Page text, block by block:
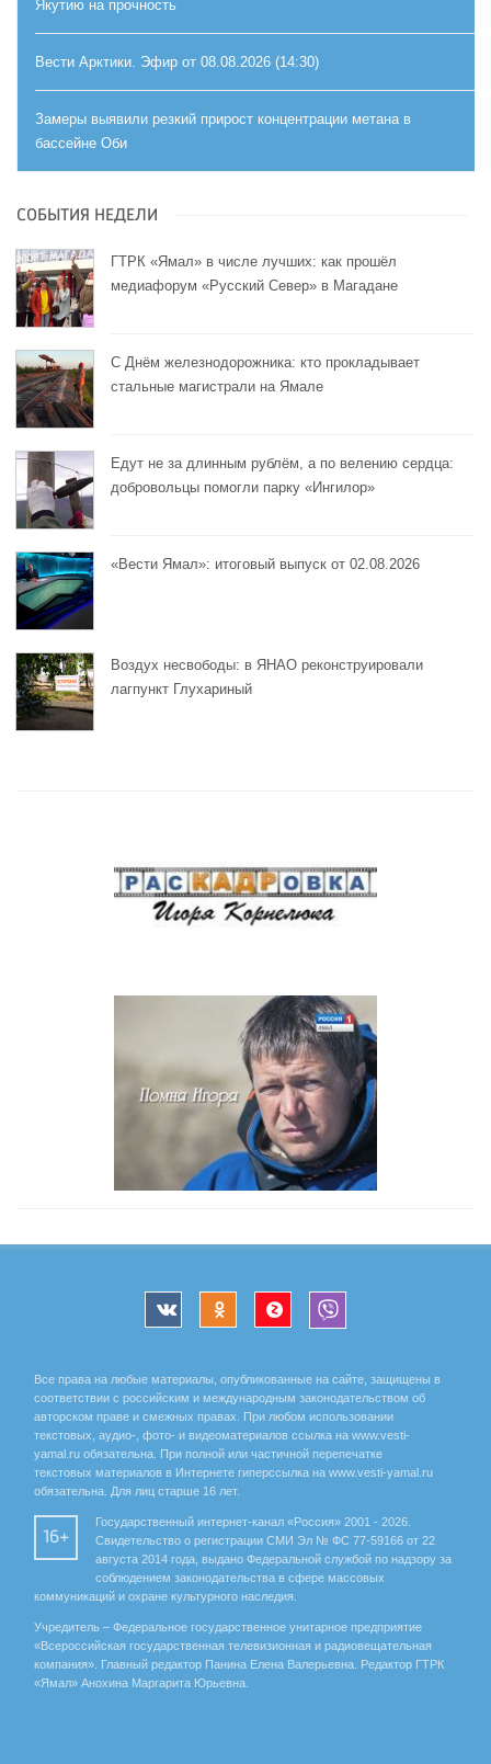
Якутию на прочность
Вести Арктики. Эфир от 08.08.2026 (14:30)
Замеры выявили резкий прирост концентрации метана в
бассейне Оби
СОБЫТИЯ НЕДЕЛИ
ГТРК «Ямал» в числе лучших: как прошёл
медиафорум «Русский Север» в Магадане
С Днём железнодорожника: кто прокладывает
стальные магистрали на Ямале
Едут не за длинным рублём, а по велению сердца:
добровольцы помогли парку «Ингилор»
«Вести Ямал»: итоговый выпуск от 02.08.2026
Воздух несвободы: в ЯНАО реконструировали
лагпункт Глухариный
Все права на любые материалы, опубликованные на сайте, защищены в
соответствии с российским и международным законодательством об
авторском праве и смежных правах. При любом использовании
текстовых, аудио-, фото- и видеоматериалов ссылка на www.vesti-
yamal.ru обязательна. При полной или частичной перепечатке
текстовых материалов в Интернете гиперссылка на www.vesti-yamal.ru
обязательна. Для лиц старше 16 лет.
16+
Государственный интернет-канал «Россия» 2001 - 2026.
Свидетельство о регистрации СМИ Эл № ФС 77-59166 от 22
августа 2014 года, выдано Федеральной службой по надзору за
соблюдением законодательства в сфере массовых
коммуникаций и охране культурного наследия.
Учредитель – Федеральное государственное унитарное предприятие
«Всероссийская государственная телевизионная и радиовещательная
компания». Главный редактор Панина Елена Валерьевна. Редактор ГТРК
«Ямал» Анохина Маргарита Юрьевна.